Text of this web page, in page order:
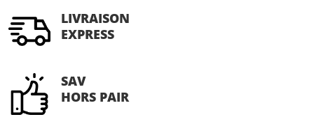
LIVRAISON
EXPRESS
SAV
HORS PAIR